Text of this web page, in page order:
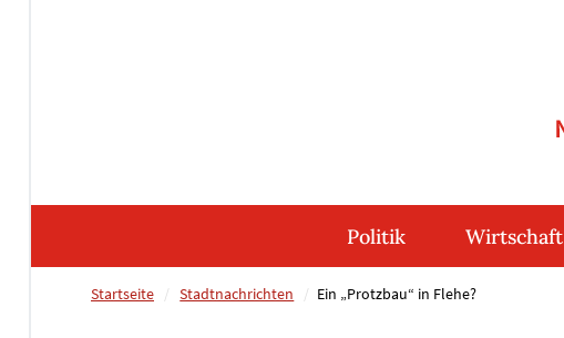
Politik Wirtschaft
Startseite Stadtnachrichten Ein „Protzbau“ in Flehe?